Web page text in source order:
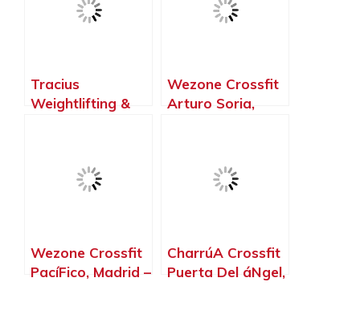
Tracius
Weightlifting &
Wezone Crossfit
Arturo Soria,
Wezone Crossfit
PacíFico, Madrid –
CharrúA Crossfit
Puerta Del áNgel,